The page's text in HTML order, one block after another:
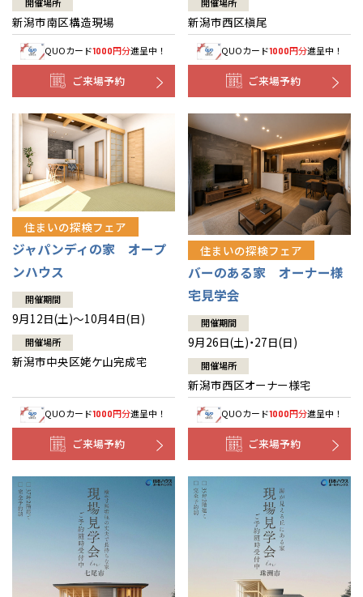
新潟市南区構造現場
QUOカード1000円分進呈中！
ご来場予約
新潟市西区槇尾
QUOカード1000円分進呈中！
ご来場予約
住まいの探検フェア
ジャパンディの家 オープ
ンハウス
開催期間
9月12日(土)～10月4日(日)
開催場所
新潟市中央区姥ケ山完成宅
QUOカード1000円分進呈中！
ご来場予約
住まいの探検フェア
バーのある家 オーナー様
宅見学会
開催期間
9月26日(土)・27日(日)
開催場所
新潟市西区オーナー様宅
QUOカード1000円分進呈中！
ご来場予約